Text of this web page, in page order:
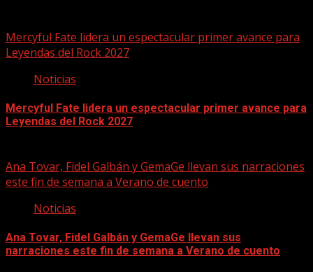
Mercyful Fate lidera un espectacular primer avance para
Leyendas del Rock 2027
Noticias
Mercyful Fate lidera un espectacular primer avance para
Leyendas del Rock 2027
Ana Tovar, Fidel Galbán y GemaGe llevan sus narraciones
este fin de semana a Verano de cuento
Noticias
Ana Tovar, Fidel Galbán y GemaGe llevan sus
narraciones este fin de semana a Verano de cuento